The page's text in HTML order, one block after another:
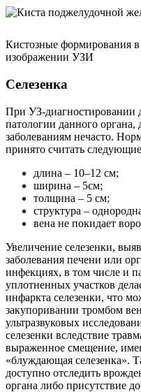
Кистозные формирования
изображении УЗИ
Селезенка
При УЗ-диагностировании
патологии данного органа,
заболеваниям нечасто.
принято считать
длина – 10–12 см;
ширина – 5см;
толщина – 5 см;
структура –
вена не покидает
Увеличение селезенки,
заболевания печени или
инфекциях, в том числе и
уплотненных участков
инфаркта селезенки, что
закупоривании тромбом
ультразвуковых
селезенки вследствие
выраженное смещение,
«блуждающая селезенка».
доступно отследить
органа либо присутствие